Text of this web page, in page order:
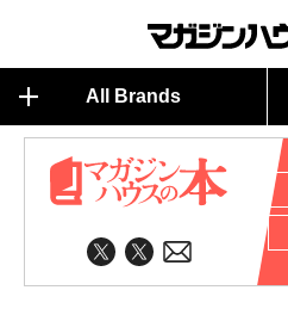
All Brands